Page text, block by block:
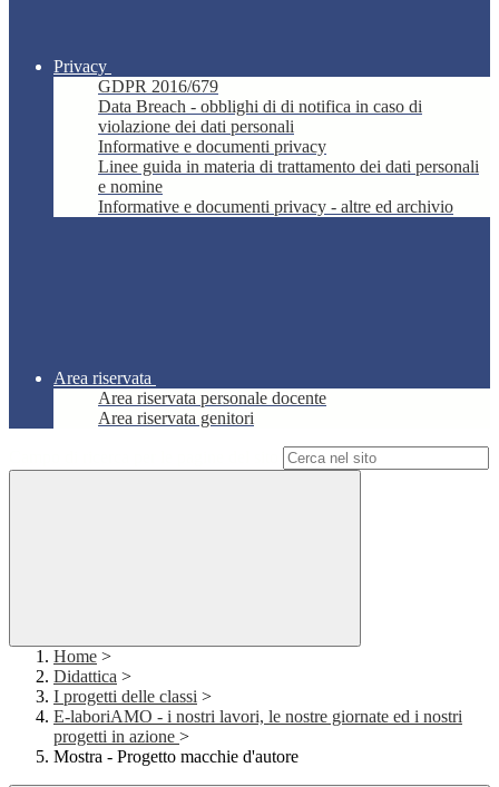
Privacy
GDPR 2016/679
Data Breach - obblighi di di notifica in caso di
violazione dei dati personali
Informative e documenti privacy
Linee guida in materia di trattamento dei dati personali
e nomine
Informative e documenti privacy - altre ed archivio
Area riservata
Area riservata personale docente
Area riservata genitori
Home >
Didattica >
I progetti delle classi >
E-laboriAMO - i nostri lavori, le nostre giornate ed i nostri
progetti in azione >
Mostra - Progetto macchie d'autore